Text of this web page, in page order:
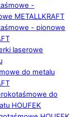
-
METALLKRAFT
- pionowe
laserowe
do metalu
do
HOUFEK